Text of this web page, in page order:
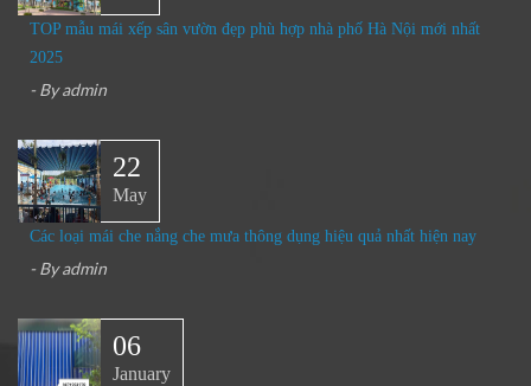
TOP mẫu mái xếp sân vườn đẹp phù hợp nhà phố Hà Nội mới nhất
2025
- Byadmin
22
May
Các loại mái che nắng che mưa thông dụng hiệu quả nhất hiện nay
- Byadmin
06
January